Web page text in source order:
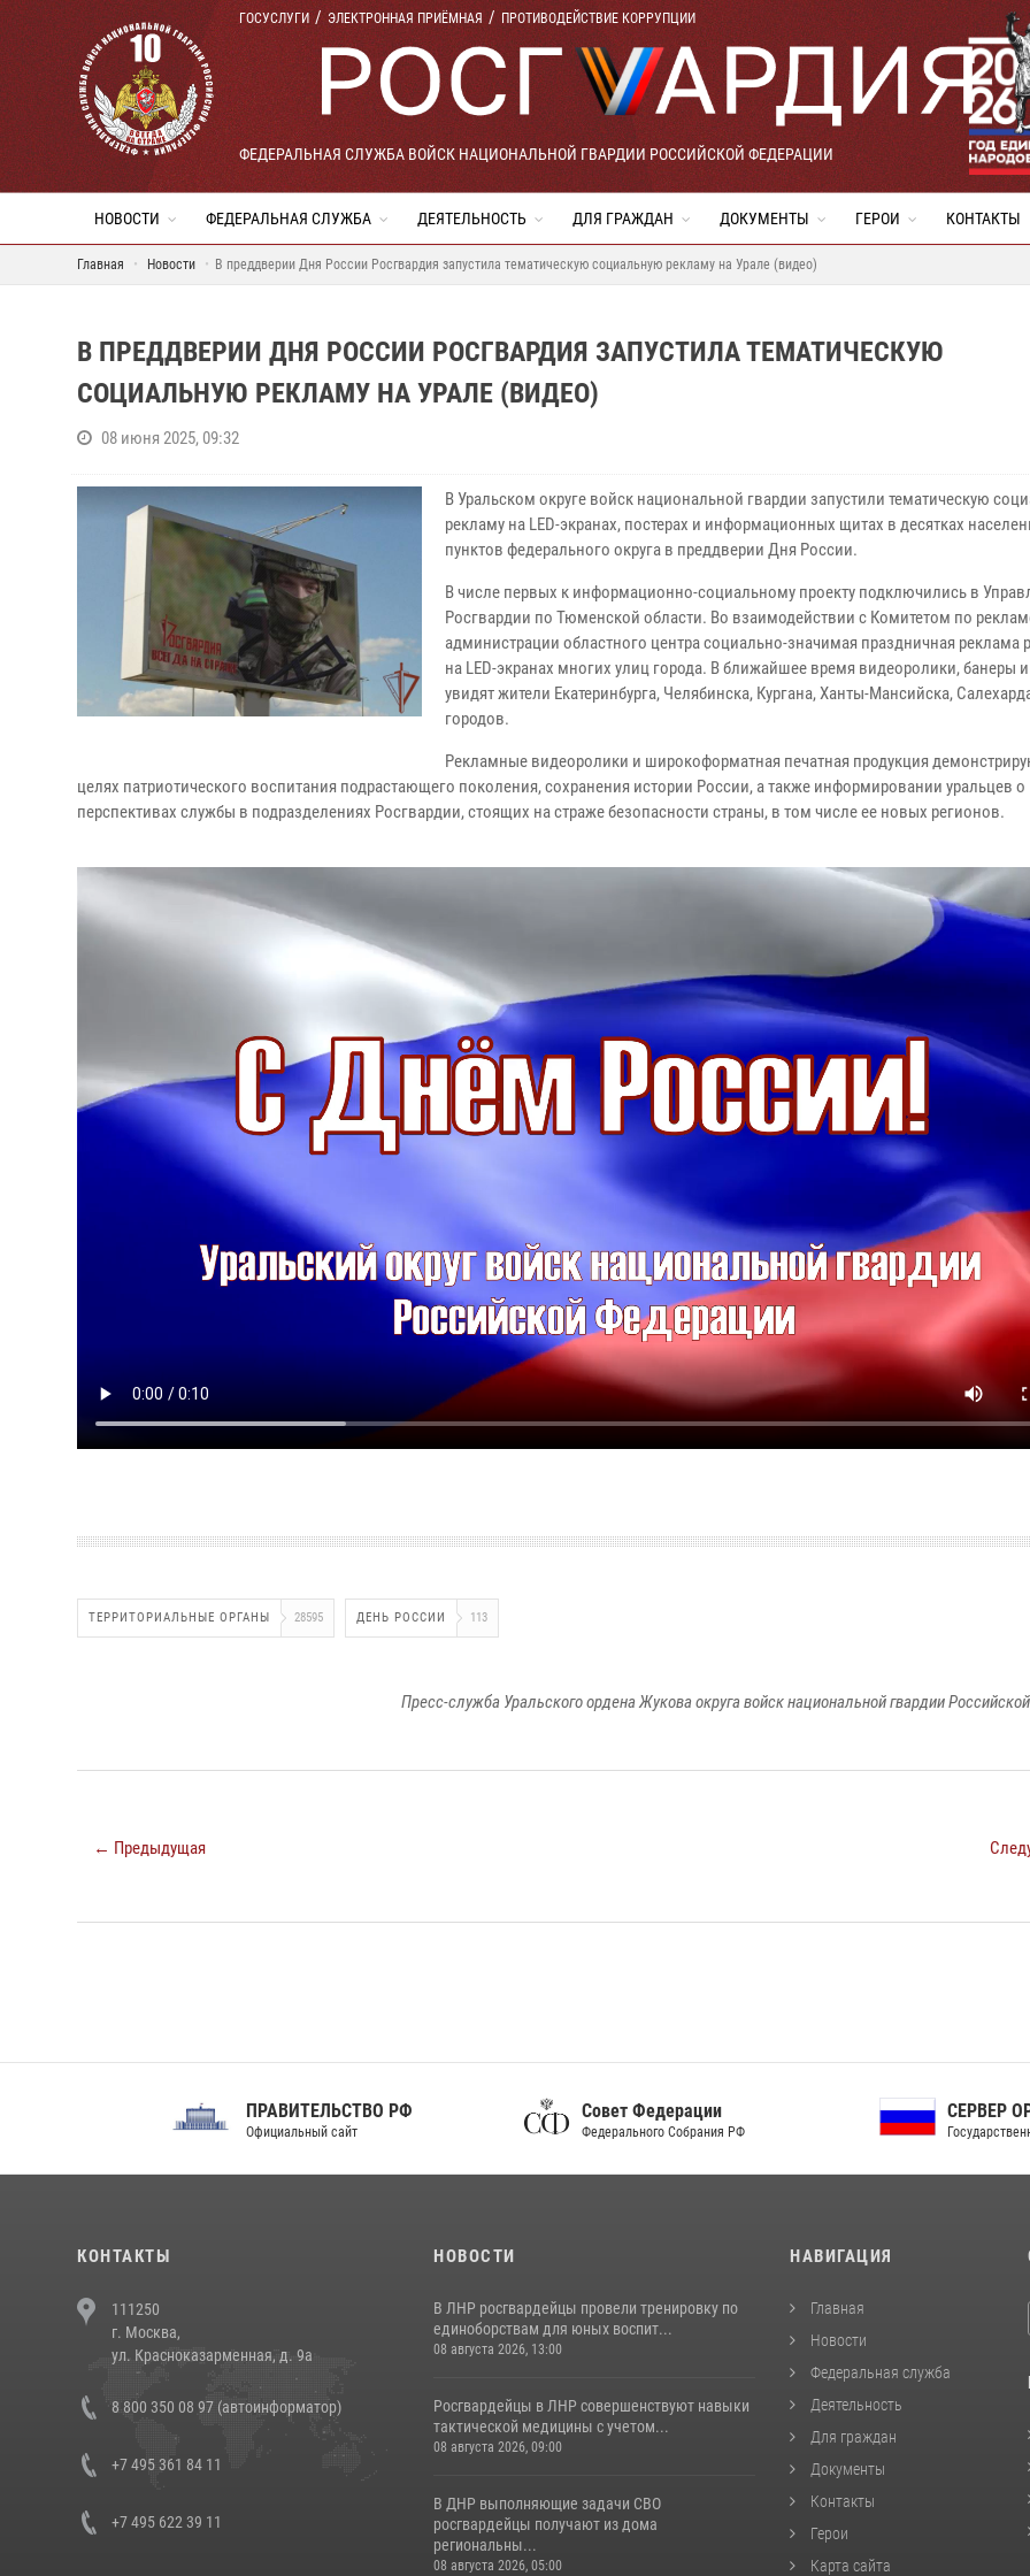
ГОСУСЛУГИ ЭЛЕКТРОННАЯ ПРИЁМНАЯ ПРОТИВОДЕЙСТВИЕ КОРРУПЦИИ
ФЕДЕРАЛЬНАЯ СЛУЖБА ВОЙСК НАЦИОНАЛЬНОЙ ГВАРДИИ РОССИЙСКОЙ ФЕДЕРАЦИИ
НОВОСТИ ФЕДЕРАЛЬНАЯ СЛУЖБА ДЕЯТЕЛЬНОСТЬ ДЛЯ ГРАЖДАН ДОКУМЕНТЫ ГЕРОИ КОНТАКТЫ
Главная Новости В преддверии Дня России Росгвардия запустила тематическую социальную рекламу на Урале (видео)
В ПРЕДДВЕРИИ ДНЯ РОССИИ РОСГВАРДИЯ ЗАПУСТИЛА ТЕМАТИЧЕСКУЮ
СОЦИАЛЬНУЮ РЕКЛАМУ НА УРАЛЕ (ВИДЕО)
08 июня 2025, 09:32
В Уральском округе войск национальной гвардии запустили тематическую
рекламу на LED-экранах, постерах и информационных щитах в десятках
пунктов федерального округа в преддверии Дня России.
В числе первых к информационно-социальному проекту подключились в
Росгвардии по Тюменской области. Во взаимодействии с Комитетом по
администрации областного центра социально-значимая праздничная реклама
на LED-экранах многих улиц города. В ближайшее время видеоролики, банеры
увидят жители Екатеринбурга, Челябинска, Кургана, Ханты-Мансийска,
городов.
Рекламные видеоролики и широкоформатная печатная продукция
целях патриотического воспитания подрастающего поколения, сохранения истории России, а также информировании уральцев о
перспективах службы в подразделениях Росгвардии, стоящих на страже безопасности страны, в том числе ее новых регионов.
ТЕРРИТОРИАЛЬНЫЕ ОРГАНЫ 28595 ДЕНЬ РОССИИ 113
Пресс-служба Уральского ордена Жукова округа войск национальной гвардии
← Предыдущая
ПРАВИТЕЛЬСТВО РФ
Официальный сайт
Совет Федерации
Федерального Собрания РФ
СЕРВЕР ОРГАНОВ
Государственной власти РФ
КОНТАКТЫ
111250
г. Москва,
ул. Красноказарменная, д. 9а
8 800 350 08 97 (автоинформатор)
+7 495 361 84 11
+7 495 622 39 11
НОВОСТИ
В ЛНР росгвардейцы провели тренировку по
единоборствам для юных воспит...
08 августа 2026, 13:00
Росгвардейцы в ЛНР совершенствуют навыки
тактической медицины с учетом...
08 августа 2026, 09:00
В ДНР выполняющие задачи СВО
росгвардейцы получают из дома
региональны...
08 августа 2026, 05:00
НАВИГАЦИЯ
Главная
Новости
Федеральная служба
Деятельность
Для граждан
Документы
Контакты
Герои
Карта сайта